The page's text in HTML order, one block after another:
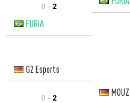
0 - 2
FURIA
G2 Esports
0 - 2
MOUZ